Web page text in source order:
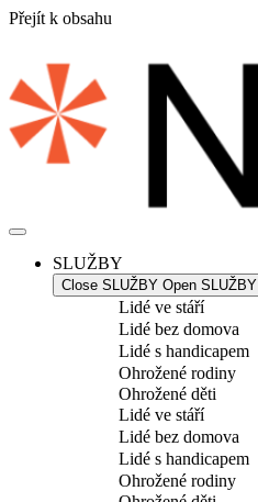
Přejít k obsahu
SLUŽBY
Close SLUŽBY Open SLUŽBY
Lidé ve stáří
Lidé bez domova
Lidé s handicapem
Ohrožené rodiny
Ohrožené děti
Lidé ve stáří
Lidé bez domova
Lidé s handicapem
Ohrožené rodiny